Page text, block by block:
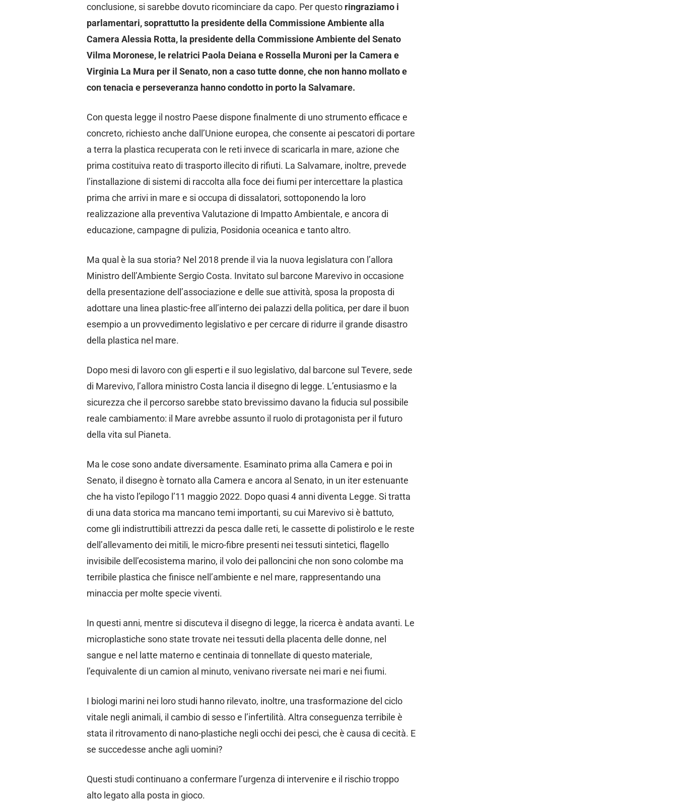
conclusione, si sarebbe dovuto ricominciare da capo. Per questo ringraziamo i
parlamentari, soprattutto la presidente della Commissione Ambiente alla
Camera Alessia Rotta, la presidente della Commissione Ambiente del Senato
Vilma Moronese, le relatrici Paola Deiana e Rossella Muroni per la Camera e
Virginia La Mura per il Senato, non a caso tutte donne, che non hanno mollato e
con tenacia e perseveranza hanno condotto in porto la Salvamare.
Con questa legge il nostro Paese dispone finalmente di uno strumento efficace e
concreto, richiesto anche dall’Unione europea, che consente ai pescatori di portare
a terra la plastica recuperata con le reti invece di scaricarla in mare, azione che
prima costituiva reato di trasporto illecito di rifiuti. La Salvamare, inoltre, prevede
l’installazione di sistemi di raccolta alla foce dei fiumi per intercettare la plastica
prima che arrivi in mare e si occupa di dissalatori, sottoponendo la loro
realizzazione alla preventiva Valutazione di Impatto Ambientale, e ancora di
educazione, campagne di pulizia, Posidonia oceanica e tanto altro.
Ma qual è la sua storia? Nel 2018 prende il via la nuova legislatura con l’allora
Ministro dell’Ambiente Sergio Costa. Invitato sul barcone Marevivo in occasione
della presentazione dell’associazione e delle sue attività, sposa la proposta di
adottare una linea plastic-free all’interno dei palazzi della politica, per dare il buon
esempio a un provvedimento legislativo e per cercare di ridurre il grande disastro
della plastica nel mare.
Dopo mesi di lavoro con gli esperti e il suo legislativo, dal barcone sul Tevere, sede
di Marevivo, l’allora ministro Costa lancia il disegno di legge. L’entusiasmo e la
sicurezza che il percorso sarebbe stato brevissimo davano la fiducia sul possibile
reale cambiamento: il Mare avrebbe assunto il ruolo di protagonista per il futuro
della vita sul Pianeta.
Ma le cose sono andate diversamente. Esaminato prima alla Camera e poi in
Senato, il disegno è tornato alla Camera e ancora al Senato, in un iter estenuante
che ha visto l’epilogo l’11 maggio 2022. Dopo quasi 4 anni diventa Legge. Si tratta
di una data storica ma mancano temi importanti, su cui Marevivo si è battuto,
come gli indistruttibili attrezzi da pesca dalle reti, le cassette di polistirolo e le reste
dell’allevamento dei mitili, le micro-fibre presenti nei tessuti sintetici, flagello
invisibile dell’ecosistema marino, il volo dei palloncini che non sono colombe ma
terribile plastica che finisce nell’ambiente e nel mare, rappresentando una
minaccia per molte specie viventi.
In questi anni, mentre si discuteva il disegno di legge, la ricerca è andata avanti. Le
microplastiche sono state trovate nei tessuti della placenta delle donne, nel
sangue e nel latte materno e centinaia di tonnellate di questo materiale,
l’equivalente di un camion al minuto, venivano riversate nei mari e nei fiumi.
I biologi marini nei loro studi hanno rilevato, inoltre, una trasformazione del ciclo
vitale negli animali, il cambio di sesso e l’infertilità. Altra conseguenza terribile è
stata il ritrovamento di nano-plastiche negli occhi dei pesci, che è causa di cecità. E
se succedesse anche agli uomini?
Questi studi continuano a confermare l’urgenza di intervenire e il rischio troppo
alto legato alla posta in gioco.